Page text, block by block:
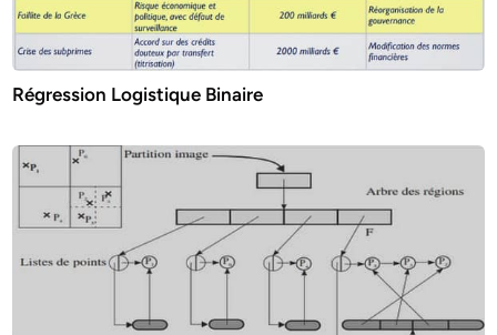
Régression Logistique Binaire